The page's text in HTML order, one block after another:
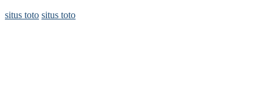
situs toto situs toto